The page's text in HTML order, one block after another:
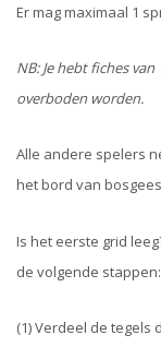
Er mag maximaal 1
NB: Je hebt fiches
overboden worden.
Alle andere spelers
het bord van
Is het eerste grid
de volgende stappen:
(1) Verdeel de tegels